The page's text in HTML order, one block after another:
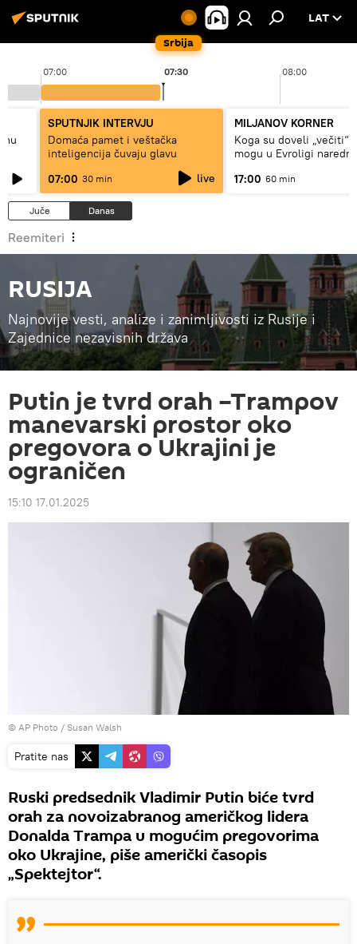
Srbija
LAT
07:00 08:00
07:30
SPUTNJIK INTERVJU
Domaća pamet i veštačka
inteligencija čuvaju glavu
07:00 30 min live
MILJANOV KORNER
Koga su doveli „večiti“
mogu u Evroligi
17:00 60 min
Juče Danas
Reemiteri
RUSIJA
Najnovije vesti, analize i zanimljivosti iz Rusije i
Zajednice nezavisnih država
Putin je tvrd orah –Trampov
manevarski prostor oko
pregovora o Ukrajini je
ograničen
15:10 17.01.2025
© AP Photo / Susan Walsh
Pratite nas
Ruski predsednik Vladimir Putin biće tvrd
orah za novoizabranog američkog lidera
Donalda Trampa u mogućim pregovorima
oko Ukrajine, piše američki časopis
„Spektejtor“.